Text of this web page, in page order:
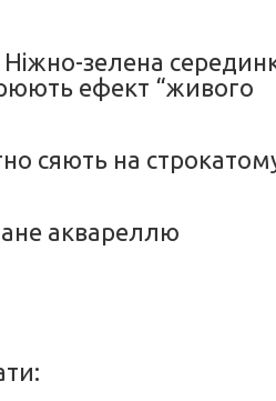
Ніжно-зелена
ефект “живого
сяють на
аквареллю